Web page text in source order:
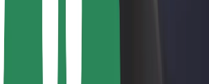
Vakansiyalar